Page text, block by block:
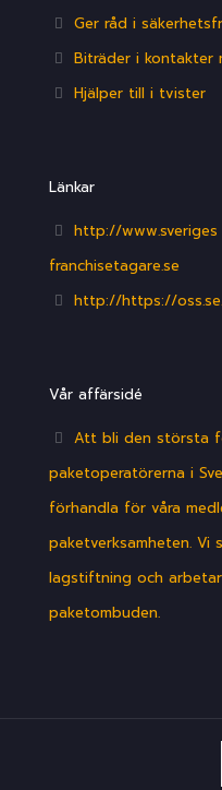
Ger råd i
Biträder i kontakter
Hjälper till i tvister
Länkar
http://www.sveriges
franchisetagare.se
http://https://
Vår affärsidé
Att bli den största
paketoperatörerna i
förhandla för våra
paketverksamheten.
lagstiftning och
paketombuden.